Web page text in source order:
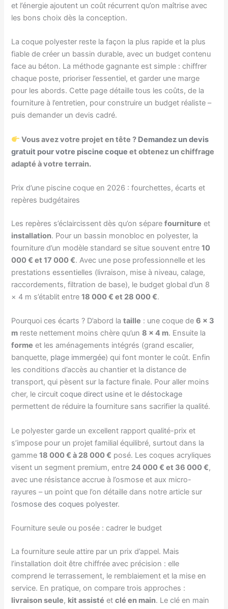
et l’énergie ajoutent un coût récurrent qu’on maîtrise avec
les bons choix dès la conception.
La coque polyester reste la façon la plus rapide et la plus
fiable de créer un bassin durable, avec un budget contenu
face au béton. La méthode gagnante est simple : chiffrer
chaque poste, prioriser l’essentiel, et garder une marge
pour les abords. Cette page détaille tous les coûts, de la
fourniture à l’entretien, pour construire un budget réaliste –
puis demander un devis cadré.
Vous avez votre projet en tête ? Demandez un devis
gratuit pour votre piscine coque et obtenez un chiffrage
adapté à votre terrain.
Prix d’une piscine coque en 2026 : fourchettes, écarts et
repères budgétaires
Les repères s’éclaircissent dès qu’on séparefourniture et
installation. Pour un bassin monobloc en polyester, la
fourniture d’un modèle standard se situe souvent entre10
000 € et 17 000 €. Avec une pose professionnelle et les
prestations essentielles (livraison, mise à niveau, calage,
raccordements, filtration de base), le budget global d’un 8
× 4 m s’établit entre18 000 € et 28 000 €.
Pourquoi ces écarts ? D’abord lataille : une coque de6 × 3
m reste nettement moins chère qu’un8 × 4 m. Ensuite la
forme et les aménagements intégrés (grand escalier,
banquette, plage immergée) qui font monter le coût. Enfin
les conditions d’accès au chantier et la distance de
transport, qui pèsent sur la facture finale. Pour aller moins
cher, le circuitcoque direct usine et ledéstockage
permettent de réduire la fourniture sans sacrifier la qualité.
Le polyester garde un excellent rapport qualité-prix et
s’impose pour un projet familial équilibré, surtout dans la
gamme18 000 € à 28 000 € posé. Les coques acryliques
visent un segment premium, entre 24 000 € et 36 000 €,
avec une résistance accrue à l’osmose et aux micro-
rayures – un point que l’on détaille dans notre article sur
l’osmose des coques polyester.
Fourniture seule ou posée : cadrer le budget
La fourniture seule attire par un prix d’appel. Mais
l’installation doit être chiffrée avec précision : elle
comprend le terrassement, le remblaiement et la mise en
service. En pratique, on compare trois approches :
livraison seule, kit assisté etclé en main. Le clé en main